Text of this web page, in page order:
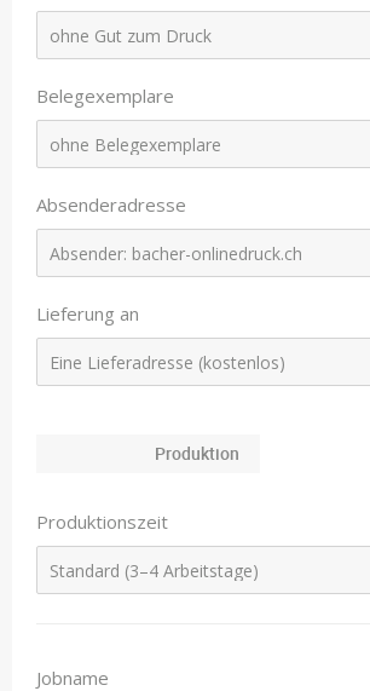
Belegexemplare
Absenderadresse
Lieferung an
Produktion
Produktionszeit
Jobname